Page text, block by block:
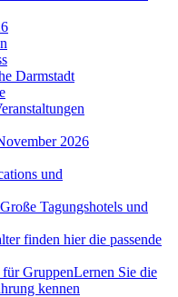
Darmstadt
2026
und
Große Tagungshotels und
finden hier die passende
GruppenLernen Sie die
kennen